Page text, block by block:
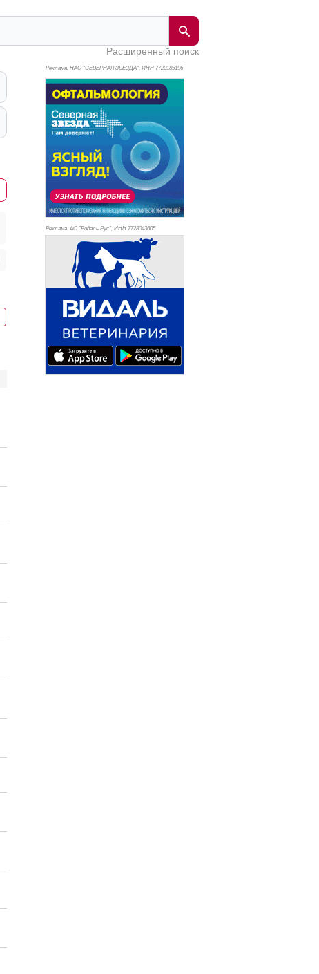
Расширенный поиск
Реклама. НАО "СЕВЕРНАЯ ЗВЕЗДА", ИНН 7720185196
Реклама. АО "Видаль Рус", ИНН 7728043605